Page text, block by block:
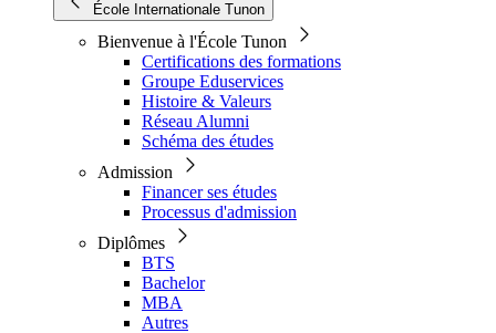
École Internationale Tunon
Bienvenue à l'École Tunon
Certifications des formations
Groupe Eduservices
Histoire & Valeurs
Réseau Alumni
Schéma des études
Admission
Financer ses études
Processus d'admission
Diplômes
BTS
Bachelor
MBA
Autres